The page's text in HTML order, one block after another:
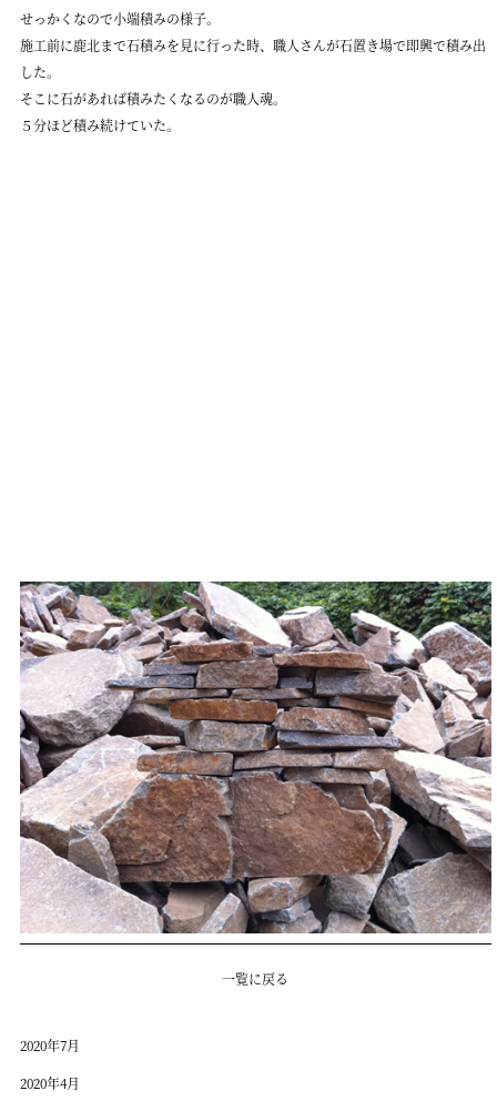
2020年7月
2020年4月
せっかくなので小端積みの様子。
施工前に鹿北まで石積みを見に行った時、職人さんが石置き場で即興で積み出
した。
そこに石があれば積みたくなるのが職人魂。
５分ほど積み続けていた。
一覧に戻る